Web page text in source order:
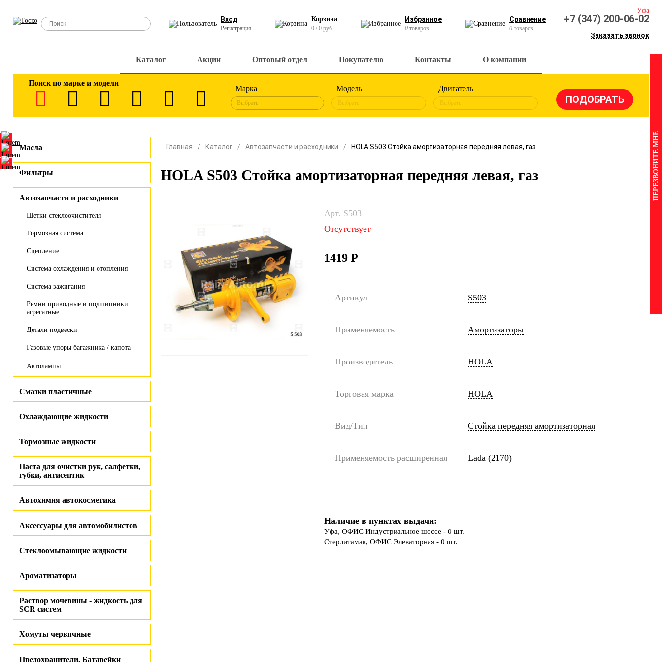
Вход
Регистрация
Корзина
0 / 0 руб.
Избранное
0 товаров
Сравнение
0 товаров
Уфа
+7 (347) 200-06-02
Заказать звонок
Каталог Акции Оптовый отдел Покупателю Контакты О компании
Поиск по марке и модели
Марка
Выбрать
Модель
Выбрать
Двигатель
Выбрать
Масла
Фильтры
Автозапчасти и расходники
Щетки стеклоочистителя
Тормозная система
Сцепление
Система охлаждения и отопления
Система зажигания
Ремни приводные и подшипники
агрегатные
Детали подвески
Газовые упоры багажника / капота
Автолампы
Смазки пластичные
Охлаждающие жидкости
Тормозные жидкости
Паста для очистки рук, салфетки,
губки, антисептик
Автохимия автокосметика
Аксессуары для автомобилистов
Стеклоомывающие жидкости
Ароматизаторы
Раствор мочевины - жидкость для
SCR систем
Хомуты червячные
Предохранители, Батарейки
Главная Каталог Автозапчасти и расходники HOLA S503 Стойка амортизаторная передняя левая, газ
HOLA S503 Стойка амортизаторная передняя левая, газ
Арт. S503
Отсутствует
1419 Р
Артикул S503
Применяемость Амортизаторы
Производитель HOLA
Торговая марка HOLA
Вид/Тип Стойка передняя амортизаторная
Применяемость расширенная Lada (2170)
Наличие в пунктах выдачи:
Уфа, ОФИС Индустриальное шоссе - 0 шт.
Стерлитамак, ОФИС Элеваторная - 0 шт.
ПЕРЕЗВОНИТЕ МНЕ